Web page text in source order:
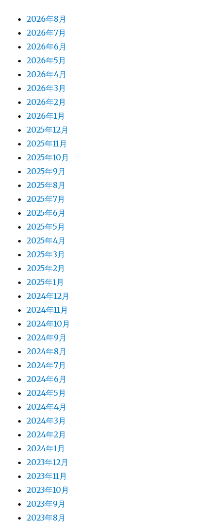
2026年8月
2026年7月
2026年6月
2026年5月
2026年4月
2026年3月
2026年2月
2026年1月
2025年12月
2025年11月
2025年10月
2025年9月
2025年8月
2025年7月
2025年6月
2025年5月
2025年4月
2025年3月
2025年2月
2025年1月
2024年12月
2024年11月
2024年10月
2024年9月
2024年8月
2024年7月
2024年6月
2024年5月
2024年4月
2024年3月
2024年2月
2024年1月
2023年12月
2023年11月
2023年10月
2023年9月
2023年8月